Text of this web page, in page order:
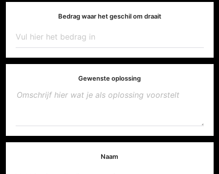
Bedrag waar het geschil om draait
Gewenste oplossing
Naam